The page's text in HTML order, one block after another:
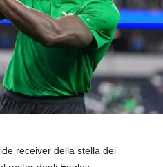
receiver della stella dei